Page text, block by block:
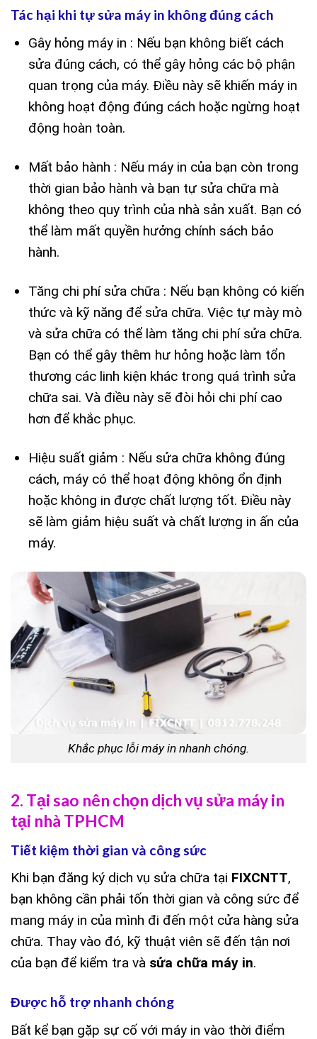
Tác hại khi tự sửa máy in không đúng cách
Gây hỏng máy in : Nếu bạn không biết cách
sửa đúng cách, có thể gây hỏng các bộ phận
quan trọng của máy. Điều này sẽ khiến máy in
không hoạt động đúng cách hoặc ngừng hoạt
động hoàn toàn.
Mất bảo hành : Nếu máy in của bạn còn trong
thời gian bảo hành và bạn tự sửa chữa mà
không theo quy trình của nhà sản xuất. Bạn có
thể làm mất quyền hưởng chính sách bảo
hành.
Tăng chi phí sửa chữa : Nếu bạn không có kiến
thức và kỹ năng để sửa chữa. Việc tự mày mò
và sửa chữa có thể làm tăng chi phí sửa chữa.
Bạn có thể gây thêm hư hỏng hoặc làm tổn
thương các linh kiện khác trong quá trình sửa
chữa sai. Và điều này sẽ đòi hỏi chi phí cao
hơn để khắc phục.
Hiệu suất giảm : Nếu sửa chữa không đúng
cách, máy có thể hoạt động không ổn định
hoặc không in được chất lượng tốt. Điều này
sẽ làm giảm hiệu suất và chất lượng in ấn của
máy.
Khắc phục lỗi máy in nhanh chóng.
2. Tại sao nên chọn dịch vụ sửa máy in
tại nhà TPHCM
Tiết kiệm thời gian và công sức
Khi bạn đăng ký dịch vụ sửa chữa tại FIXCNTT,
bạn không cần phải tốn thời gian và công sức để
mang máy in của mình đi đến một cửa hàng sửa
chữa. Thay vào đó, kỹ thuật viên sẽ đến tận nơi
của bạn để kiểm tra và sửa chữa máy in.
Được hỗ trợ nhanh chóng
Bất kể bạn gặp sự cố với máy in vào thời điểm